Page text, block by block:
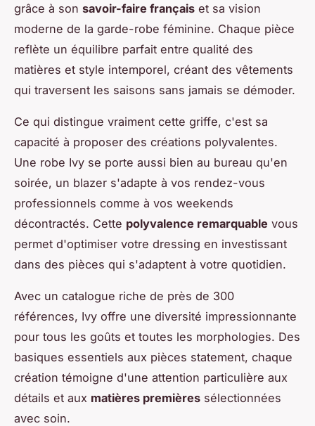
grâce à son savoir-faire français et sa vision
moderne de la garde-robe féminine. Chaque pièce
reflète un équilibre parfait entre qualité des
matières et style intemporel, créant des vêtements
qui traversent les saisons sans jamais se démoder.
Ce qui distingue vraiment cette griffe, c'est sa
capacité à proposer des créations polyvalentes.
Une robe Ivy se porte aussi bien au bureau qu'en
soirée, un blazer s'adapte à vos rendez-vous
professionnels comme à vos weekends
décontractés. Cette polyvalence remarquable vous
permet d'optimiser votre dressing en investissant
dans des pièces qui s'adaptent à votre quotidien.
Avec un catalogue riche de près de 300
références, Ivy offre une diversité impressionnante
pour tous les goûts et toutes les morphologies. Des
basiques essentiels aux pièces statement, chaque
création témoigne d'une attention particulière aux
détails et aux matières premières sélectionnées
avec soin.